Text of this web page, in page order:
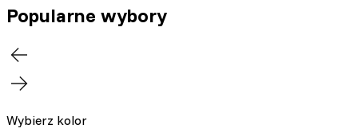
Popularne wybory
Wybierz kolor